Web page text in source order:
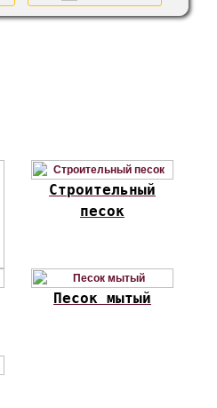
Строительный
песок
Песок мытый